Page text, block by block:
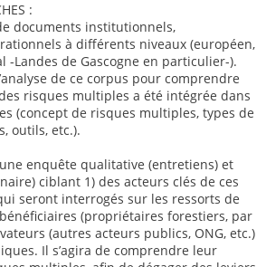
:
documents institutionnels,
à différents niveaux (européen,
-Landes de Gascogne en particulier-).
de ce corpus pour comprendre
risques multiples a été intégrée dans
(concept de risques multiples, types de
outils, etc.).
enquête qualitative (entretiens) et
ciblant 1) des acteurs clés de ces
seront interrogés sur les ressorts de
(propriétaires forestiers, par
(autres acteurs publics, ONG, etc.)
Il s’agira de comprendre leur